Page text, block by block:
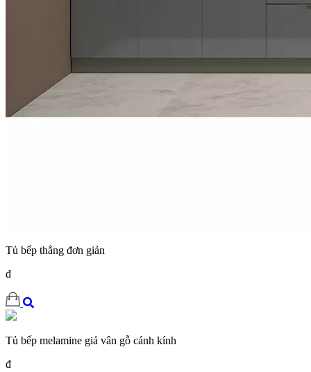
Tủ bếp thẳng đơn giản
đ
Tủ bếp melamine giả vân gỗ cánh kính
đ